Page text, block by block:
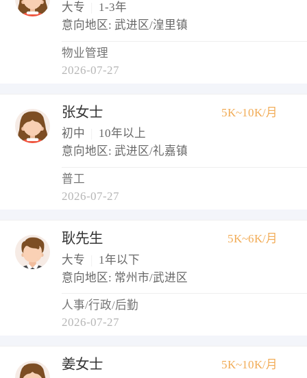
大专
1-3年
意向地区: 武进区/湟里镇
物业管理
2026-07-27
张女士
5K~10K/月
初中
10年以上
意向地区: 武进区/礼嘉镇
普工
2026-07-27
耿先生
5K~6K/月
大专
1年以下
意向地区: 常州市/武进区
人事/行政/后勤
2026-07-27
姜女士
5K~10K/月